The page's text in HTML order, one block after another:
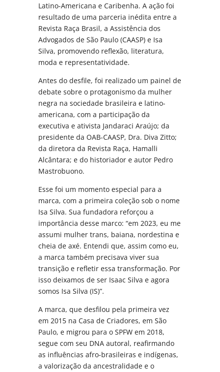
Latino-Americana e Caribenha. A ação foi
resultado de uma parceria inédita entre a
Revista Raça Brasil, a Assistência dos
Advogados de São Paulo (CAASP) e Isa
Silva, promovendo reflexão, literatura,
moda e representatividade.
Antes do desfile, foi realizado um painel de
debate sobre o protagonismo da mulher
negra na sociedade brasileira e latino-
americana, com a participação da
executiva e ativista Jandaraci Araújo; da
presidente da OAB-CAASP, Dra. Diva Zitto;
da diretora da Revista Raça, Hamalli
Alcântara; e do historiador e autor Pedro
Mastrobuono.
Esse foi um momento especial para a
marca, com a primeira coleção sob o nome
Isa Silva. Sua fundadora reforçou a
importância desse marco: “em 2023, eu me
assumi mulher trans, baiana, nordestina e
cheia de axé. Entendi que, assim como eu,
a marca também precisava viver sua
transição e refletir essa transformação. Por
isso deixamos de ser Isaac Silva e agora
somos Isa Silva (IS)”.
A marca, que desfilou pela primeira vez
em 2015 na Casa de Criadores, em São
Paulo, e migrou para o SPFW em 2018,
segue com seu DNA autoral, reafirmando
as influências afro-brasileiras e indígenas,
a valorização da ancestralidade e o